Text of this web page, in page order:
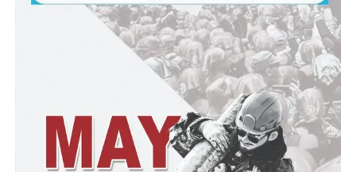
jalan berlubang meski dengan bahan cor ala kadarnya,” jelasnya.
Kegiatan ini dilaksanakan dalam rangka mengimplementasikan
Perintah Harian KASAD bahwa Tentara Angkatan Darat
senantiasa kehadiran nya jadi solusi dan itu juga kita wujudkan
sekarang dengan membantu penambalan jalan raya yang
berlubang.
“Dan ini juga merupakan jalan interaktif banyak kendaraaan